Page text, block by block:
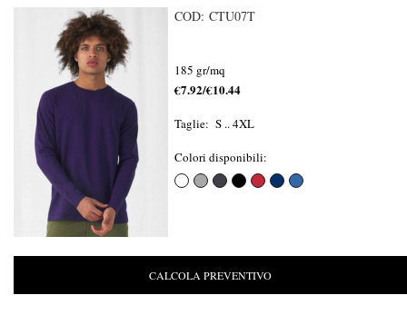
COD: CTU07T
185 gr/mq
€7.92/€10.44
Taglie: S .. 4XL
Colori disponibili:
CALCOLA PREVENTIVO